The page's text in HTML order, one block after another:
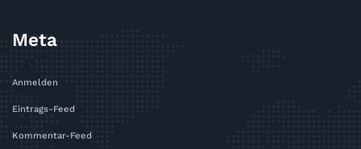
Meta
Anmelden
Eintrags-Feed
Kommentar-Feed